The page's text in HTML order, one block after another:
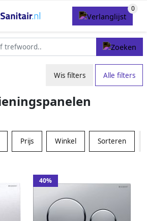
Wis filters Alle filters
Prijs Winkel Sorteren
40%